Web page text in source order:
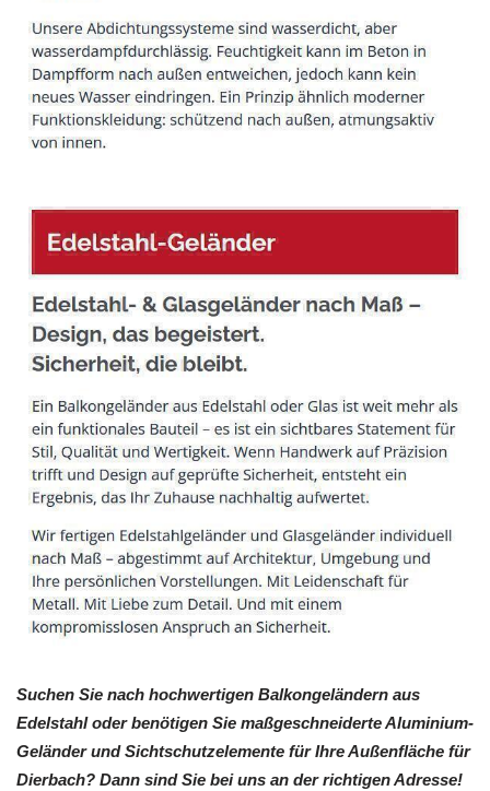
Suchen Sie nach hochwertigen Balkongeländern aus
Edelstahl oder benötigen Sie maßgeschneiderte Aluminium-
Geländer und Sichtschutzelemente für Ihre Außenfläche für
Dierbach? Dann sind Sie bei uns an der richtigen Adresse!